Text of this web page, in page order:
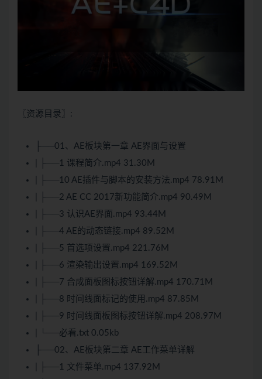
〖资源目录〗:
├──01、AE板块第一章 AE界面与设置
| ├──1 课程简介.mp4 31.30M
| ├──10 AE插件与脚本的安装方法.mp4 78.91M
| ├──2 AE CC 2017新功能简介.mp4 90.49M
| ├──3 认识AE界面.mp4 93.44M
| ├──4 AE的动态链接.mp4 89.52M
| ├──5 首选项设置.mp4 221.76M
| ├──6 渲染输出设置.mp4 169.52M
| ├──7 合成面板图标按钮详解.mp4 170.71M
| ├──8 时间线面标记的使用.mp4 87.85M
| ├──9 时间线面板图标按钮详解.mp4 208.97M
| └──必看.txt 0.05kb
├──02、AE板块第二章 AE工作菜单详解
| ├──1 文件菜单.mp4 137.92M